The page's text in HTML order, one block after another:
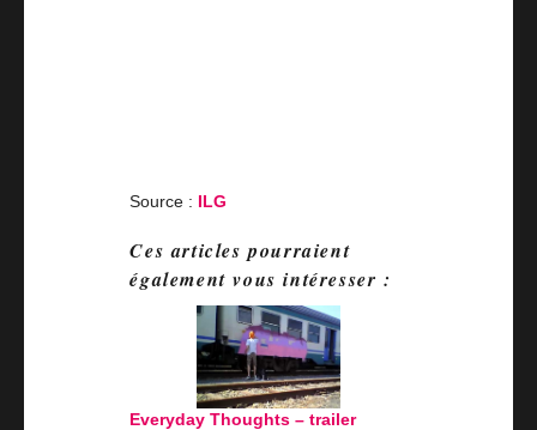
Source : ILG
Ces articles pourraient
également vous intéresser :
Everyday Thoughts – trailer